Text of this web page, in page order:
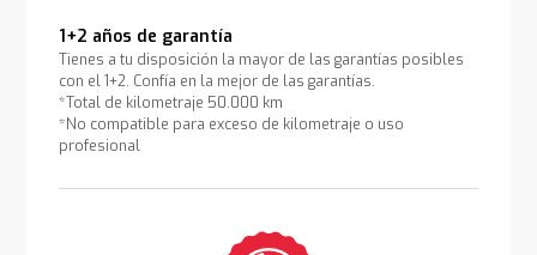
1+2 años de garantía
Tienes a tu disposición la mayor de las garantías posibles
con el 1+2. Confía en la mejor de las garantías.
*Total de kilometraje 50.000 km
*No compatible para exceso de kilometraje o uso
profesional